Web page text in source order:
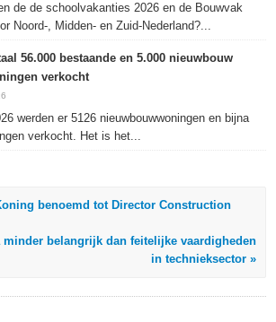
de de schoolvakanties 2026 en de Bouwvak
Noord-, Midden- en Zuid-Nederland?...
56.000 bestaande en 5.000 nieuwbouw
verkocht
werden er 5126 nieuwbouwwoningen en bijna
verkocht. Het is het...
benoemd tot Director Construction
minder belangrijk dan feitelijke vaardigheden
in technieksector »